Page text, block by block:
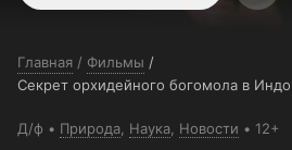
Главная / Фильмы /
Секрет орхидейного богомола в
Д/ф Природа Наука Новости 12+